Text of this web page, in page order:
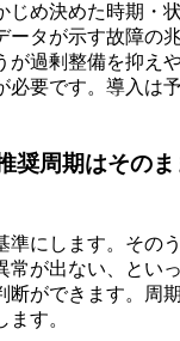
じめ決めた時期・
ータが示す故障の
が過剰整備を抑え
必要です。導入は
奨周期はその
準にします。その
常が出ない、とい
断ができます。周
す。